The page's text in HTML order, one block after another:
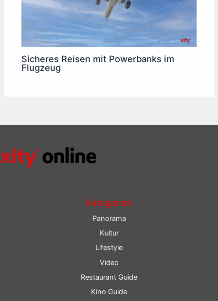
Sicheres Reisen mit Powerbanks im
Flugzeug
Kategorien
Panorama
Kultur
Lifestyle
Video
Restaurant Guide
Kino Guide